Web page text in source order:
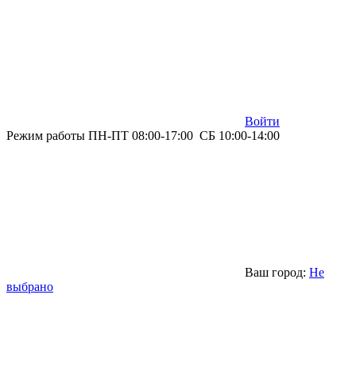
Войти
Режим работы ПН-ПТ 08:00-17:00 СБ 10:00-14:00
Ваш город: Не
выбрано